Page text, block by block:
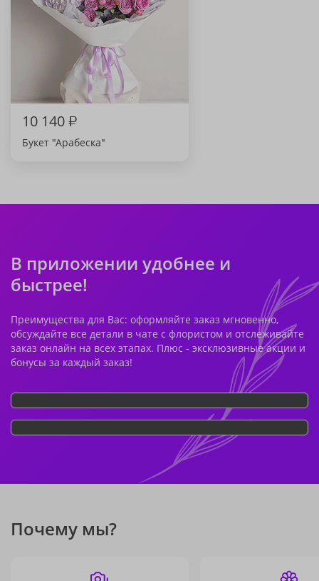
10 140₽
Букет "Арабеска"
В приложении удобнее и
быстрее!
Преимущества для Вас: оформляйте заказ мгновенно,
обсуждайте все детали в чате с флористом и отслеживайте
заказ онлайн на всех этапах. Плюс - эксклюзивные акции и
бонусы за каждый заказ!
Почему мы?